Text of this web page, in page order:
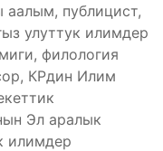
аалым, публицист,
улуттук илимдер
филология
КРдин Илим
Эл аралык
илимдер